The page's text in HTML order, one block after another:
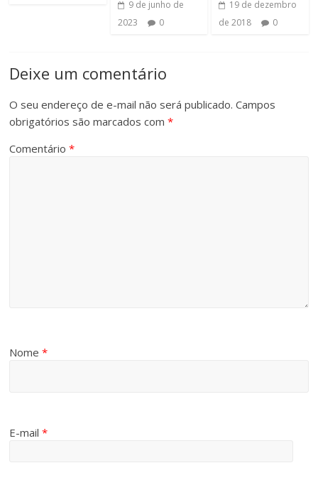
9 de junho de
2023
0
19 de dezembro
de 2018
0
Deixe um comentário
O seu endereço de e-mail não será publicado. Campos
obrigatórios são marcados com*
Comentário*
Nome*
E-mail*